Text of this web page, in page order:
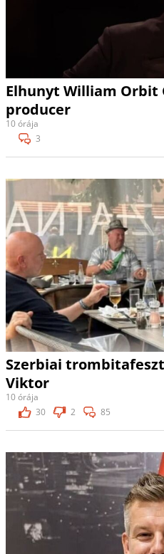
Elhunyt William Orbit
producer
10 órája
3
Szerbiai
Viktor
10 órája
30
2 85